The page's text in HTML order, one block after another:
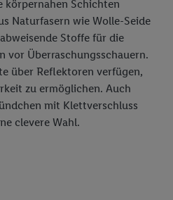
körpernahen Schichten
Naturfasern wie Wolle-Seide
Stoffe für die
vor Überraschungsschauern.
über Reflektoren verfügen,
zu ermöglichen. Auch
mit Klettverschluss
clevere Wahl.